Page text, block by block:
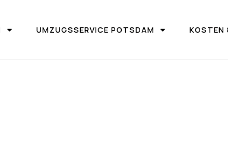
UMZUGSSERVICE POTSDAM KOSTEN